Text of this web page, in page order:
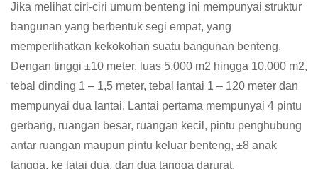
Jika melihat ciri-ciri umum benteng ini mempunyai struktur
bangunan yang berbentuk segi empat, yang
memperlihatkan kekokohan suatu bangunan benteng.
Dengan tinggi ±10 meter, luas 5.000 m2 hingga 10.000 m2,
tebal dinding 1 – 1,5 meter, tebal lantai 1 – 120 meter dan
mempunyai dua lantai. Lantai pertama mempunyai 4 pintu
gerbang, ruangan besar, ruangan kecil, pintu penghubung
antar ruangan maupun pintu keluar benteng, ±8 anak
tangga, ke latai dua, dan dua tangga darurat.